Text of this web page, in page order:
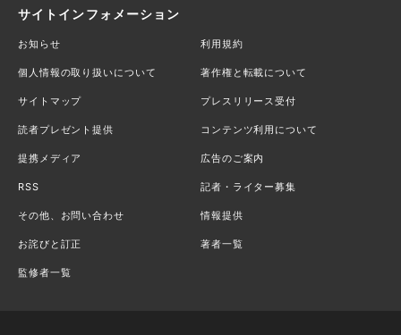
サイトインフォメーション
お知らせ 利用規約
個人情報の取り扱いについて 著作権と転載について
サイトマップ プレスリリース受付
読者プレゼント提供 コンテンツ利用について
提携メディア 広告のご案内
RSS 記者・ライター募集
その他、お問い合わせ 情報提供
お詫びと訂正 著者一覧
監修者一覧